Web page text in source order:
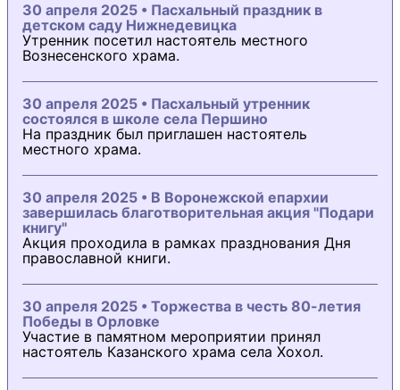
30 апреля 2025 • Пасхальный праздник в
детском саду Нижнедевицка
Утренник посетил настоятель местного
Вознесенского храма.
30 апреля 2025 • Пасхальный утренник
состоялся в школе села Першино
На праздник был приглашен настоятель
местного храма.
30 апреля 2025 • В Воронежской епархии
завершилась благотворительная акция "Подари
книгу"
Акция проходила в рамках празднования Дня
православной книги.
30 апреля 2025 • Торжества в честь 80-летия
Победы в Орловке
Участие в памятном мероприятии принял
настоятель Казанского храма села Хохол.